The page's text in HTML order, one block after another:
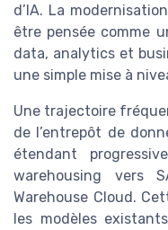
d’IA. La
être pensée comme
data, analytics et
une simple mise à
Une trajectoire
de l’entrepôt de
étendant
warehousing vers
Warehouse Cloud.
les modèles